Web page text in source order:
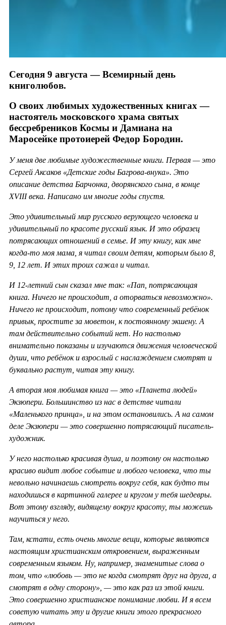
Сегодня 9 августа — Всемирный день
книголюбов.
О своих любимых художественных книгах —
настоятель московского храма святых
бессребреников Космы и Дамиана на
Маросейке протоиерей Федор Бородин.
У меня две любимые художественные книги. Первая — это
Сергей Аксаков «Детские годы Багрова-внука». Это
описание детства Барчонка, дворянского сына, в конце
XVIII века. Написано им многие годы спустя.
Это удивительный мир русского верующего человека и
удивительный по красоте русский язык. И это образец
потрясающих отношений в семье. И эту книгу, как мне
когда-то моя мама, я читал своим детям, которым было 8,
9, 12 лет. И этих троих сажал и читал.
И 12-летний сын сказал мне так: «Пап, потрясающая
книга. Ничего не происходит, а оторваться невозможно».
Ничего не происходит, потому что современный ребёнок
привык, простите за моветон, к постоянному экшену. А
там действительно событий нет. Но настолько
внимательно показаны и изучаются движения человеческой
души, что ребёнок и взрослый с наслаждением смотрят и
буквально растут, читая эту книгу.
А вторая моя любимая книга — это «Планета людей»
Экзюпери. Большинство из нас в детстве читали
«Маленького принца», и на этом остановились. А на самом
деле Экзюпери — это совершенно потрясающий писатель-
художник.
У него настолько красивая душа, и поэтому он настолько
красиво видит любое событие и любого человека, что ты
невольно начинаешь смотреть вокруг себя, как будто ты
находишься в картинной галерее и кругом у тебя шедевры.
Вот этому взгляду, видящему вокруг красоту, ты можешь
научиться у него.
Там, кстати, есть очень многие вещи, которые являются
настоящим христианским откровением, выраженным
современным языком. Ну, например, знаменитые слова о
том, что «любовь — это не когда смотрят друг на друга, а
смотрят в одну сторону», — это как раз из этой книги.
Это совершенно христианское понимание любви. И я всем
советую читать эту и другие книги этого прекрасного